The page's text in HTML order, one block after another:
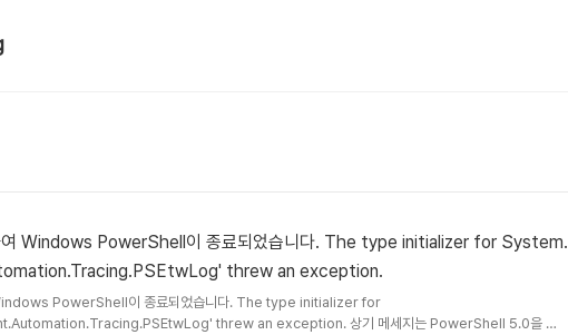
여 Windows PowerShell이 종료되었습니다. The type initializer for System.
threw an exception.
PowerShell이 종료되었습니다. The type initializer for
threw an exception. 상기 메세지는 PowerShell 5.0을 설